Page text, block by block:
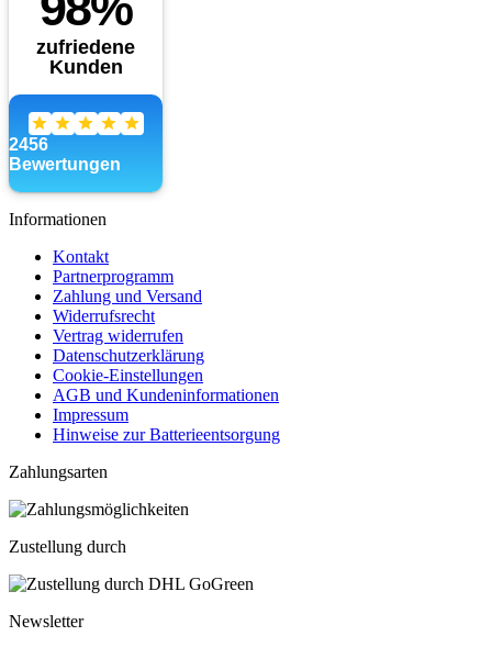
Informationen
Kontakt
Partnerprogramm
Zahlung und Versand
Widerrufsrecht
Vertrag widerrufen
Datenschutzerklärung
Cookie-Einstellungen
AGB und Kundeninformationen
Impressum
Hinweise zur Batterieentsorgung
Zahlungsarten
Zustellung durch
Newsletter